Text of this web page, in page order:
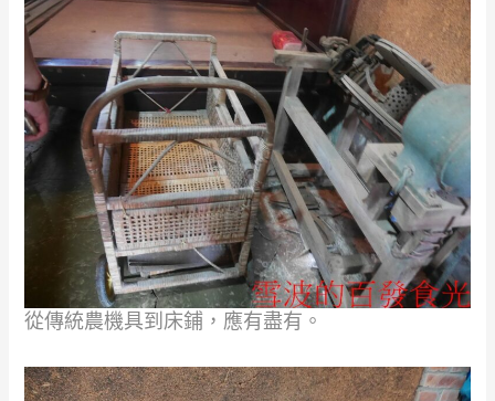
從傳統農機具到床鋪，應有盡有。